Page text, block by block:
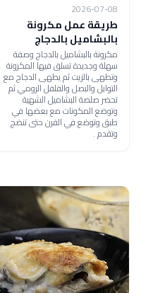
2026-07-08
طريقة عمل مكرونة
بالبشاميل بالدجاج
مكرونة بالبشاميل بالدجاج وصفة
سهلة وجديدة تسلق فيها المكرونة
وتطهى بالزيت ثم يطهى الدجاج مع
التوابل والبصل والفلفل الرومي ثم
تحضر صلصة البشاميل الشهية
وتوضع المكونات مع بعضها في
طبق وتوضع في الفرن حتى تنضج
وتقدم .